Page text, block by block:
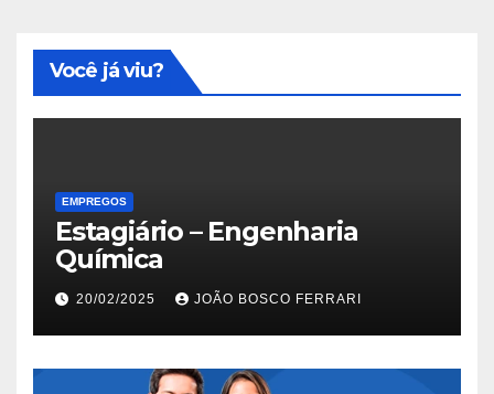
Você já viu?
EMPREGOS
Estagiário – Engenharia
Química
20/02/2025 JOÃO BOSCO FERRARI